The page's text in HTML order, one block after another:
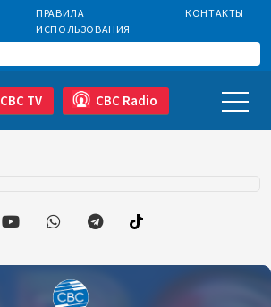
ПРАВИЛА
ИСПОЛЬЗОВАНИЯ
КОНТАКТЫ
CBC TV CBC Radio